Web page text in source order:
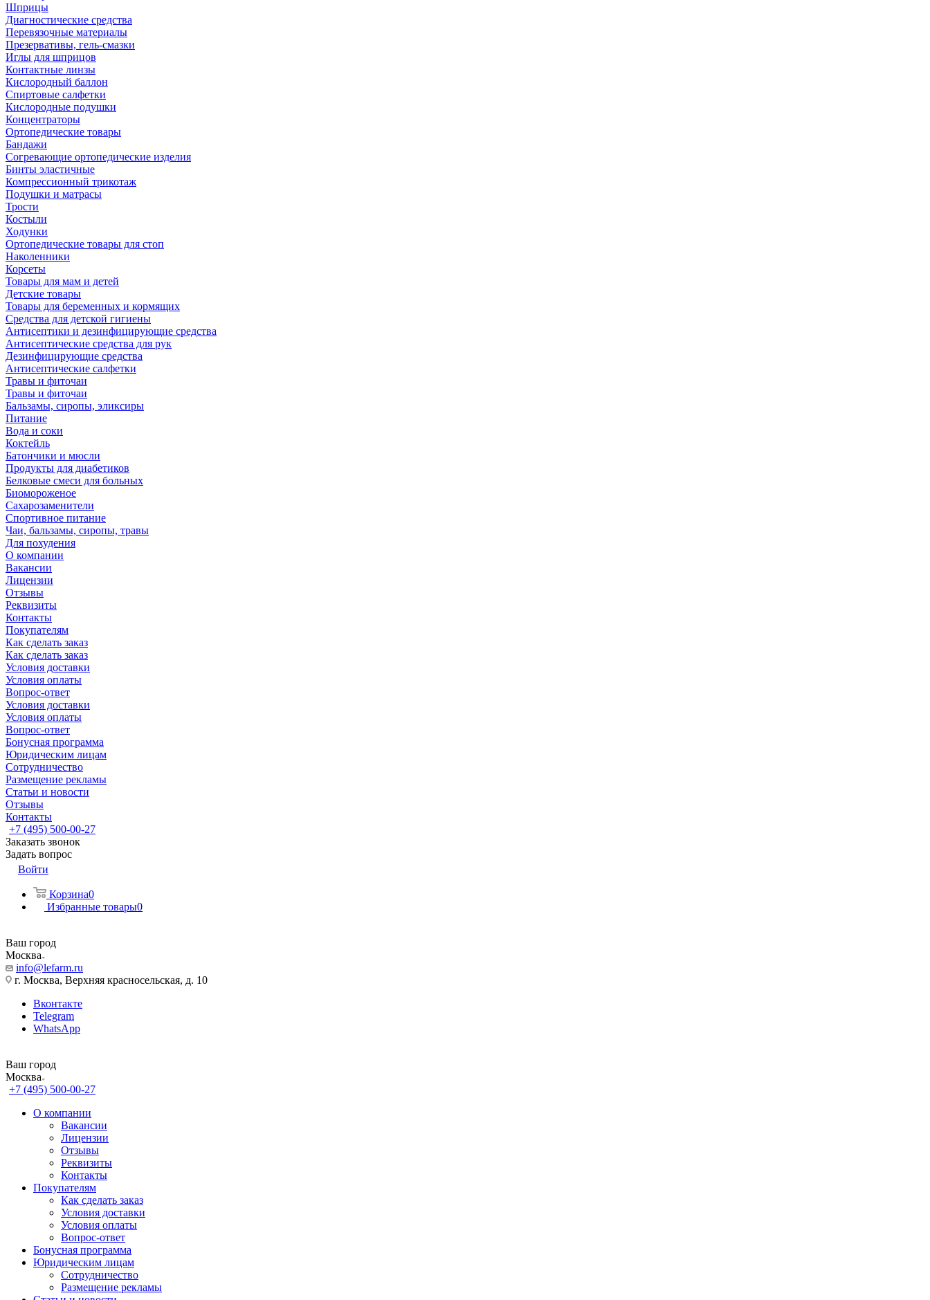
Шприцы
Диагностические средства
Перевязочные материалы
Презервативы, гель-смазки
Иглы для шприцов
Контактные линзы
Кислородный баллон
Спиртовые салфетки
Кислородные подушки
Концентраторы
Ортопедические товары
Бандажи
Согревающие ортопедические изделия
Бинты эластичные
Компрессионный трикотаж
Подушки и матрасы
Трости
Костыли
Ходунки
Ортопедические товары для стоп
Наколенники
Корсеты
Товары для мам и детей
Детские товары
Товары для беременных и кормящих
Средства для детской гигиены
Антисептики и дезинфицирующие средства
Антисептические средства для рук
Дезинфицирующие средства
Антисептические салфетки
Травы и фиточаи
Травы и фиточаи
Бальзамы, сиропы, эликсиры
Питание
Вода и соки
Коктейль
Батончики и мюсли
Продукты для диабетиков
Белковые смеси для больных
Биомороженое
Сахарозаменители
Спортивное питание
Чаи, бальзамы, сиропы, травы
Для похудения
О компании
Вакансии
Лицензии
Отзывы
Реквизиты
Контакты
Покупателям
Как сделать заказ
Как сделать заказ
Условия доставки
Условия оплаты
Вопрос-ответ
Условия доставки
Условия оплаты
Вопрос-ответ
Бонусная программа
Юридическим лицам
Сотрудничество
Размещение рекламы
Статьи и новости
Отзывы
Контакты
+7 (495) 500-00-27
Заказать звонок
Задать вопрос
Войти
Корзина0
Избранные товары0
Ваш город
Москва
info@lefarm.ru
г. Москва, Верхняя красносельская, д. 10
Вконтакте
Telegram
WhatsApp
Ваш город
Москва
+7 (495) 500-00-27
О компании
Вакансии
Лицензии
Отзывы
Реквизиты
Контакты
Покупателям
Как сделать заказ
Условия доставки
Условия оплаты
Вопрос-ответ
Бонусная программа
Юридическим лицам
Сотрудничество
Размещение рекламы